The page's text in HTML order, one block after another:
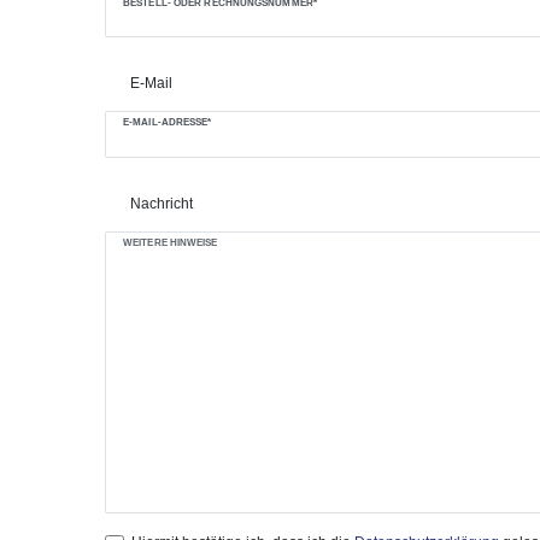
BESTELL- ODER RECHNUNGSNUMMER*
E-Mail
E-MAIL-ADRESSE*
Nachricht
WEITERE HINWEISE